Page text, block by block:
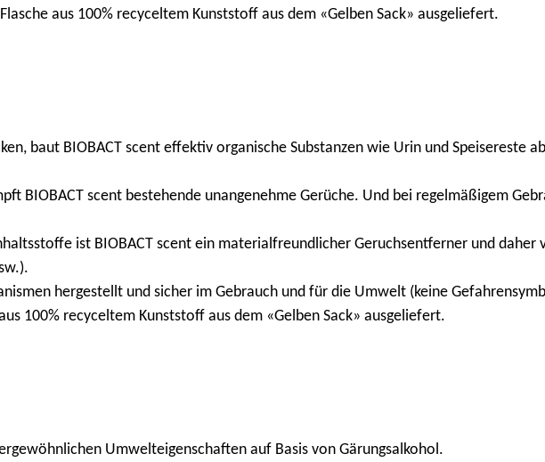
aus 100% recyceltem Kunststoff aus dem «Gelben Sack» ausgeliefert.
baut BIOBACT scent effektiv organische Substanzen wie Urin und Speisereste
BIOBACT scent bestehende unangenehme Gerüche. Und bei regelmäßigem
ist BIOBACT scent ein materialfreundlicher Geruchsentferner und daher
hergestellt und sicher im Gebrauch und für die Umwelt (keine
100% recyceltem Kunststoff aus dem «Gelben Sack» ausgeliefert.
Umwelteigenschaften auf Basis von Gärungsalkohol.